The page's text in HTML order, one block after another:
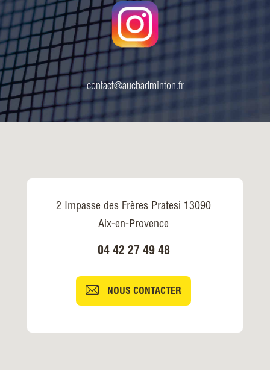
contact@aucbadminton.fr
2 Impasse des Frères Pratesi 13090
Aix-en-Provence
04 42 27 49 48
NOUS CONTACTER